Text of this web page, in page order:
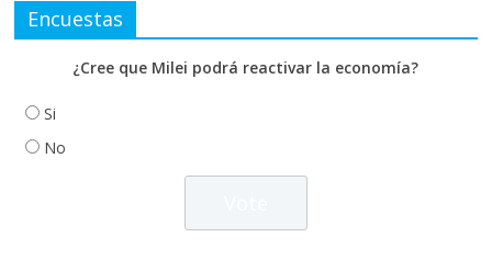
Encuestas
¿Cree que Milei podrá reactivar la economía?
Si
No